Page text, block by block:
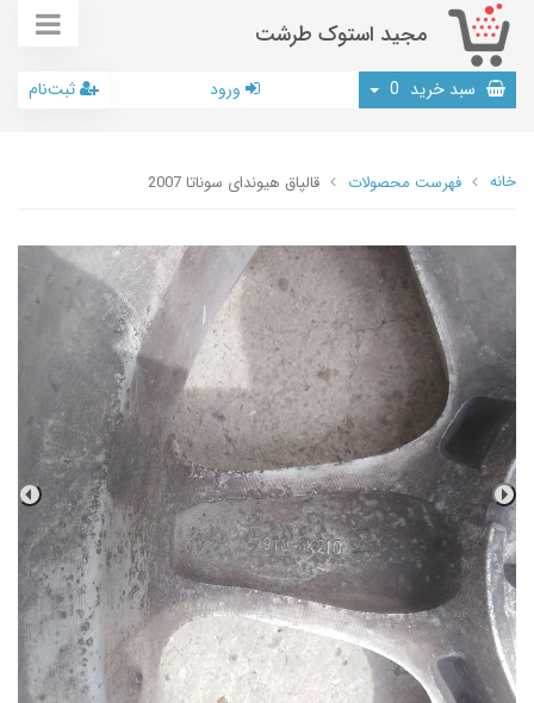
مجید استوک طرشت
سبد خرید 0 ورود ثبت‌نام
خانه فهرست محصولات قالپاق هیوندای سوناتا 2007